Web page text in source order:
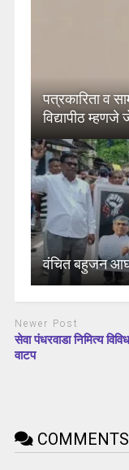
पत्रकारिता व
विद्यापीठ म्हणजे
वंचित बहुजन
Newer Post
सेवा पंधरवाडा निमित्य
वाटप
COMMENTS